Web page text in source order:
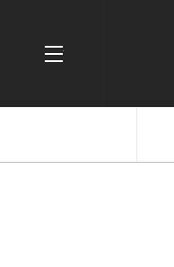
OFF CANVAS